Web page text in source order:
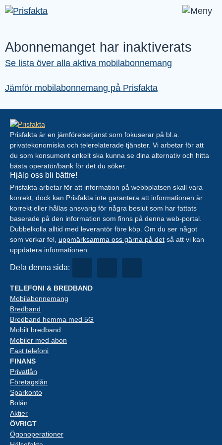
Abonnemanget har inaktiverats
Se lista över alla aktiva mobilabonnemang
Jämför mobilabonnemang på Prisfakta
Prisfakta är en jämförelsetjänst som fokuserar på bl.a.
privatekonomiska och telerelaterade tjänster. Vi arbetar för att
du som konsument enkelt ska kunna se dina alternativ och hitta
bästa operatör/bank för det du söker.
Hjälp oss bli bättre!
Prisfakta arbetar för att information på webbplatsen skall vara
korrekt, dock kan Prisfakta inte garantera att informationen är
korrekt eller hållas ansvarig för några beslut som har fattats
baserade på den information som finns på denna web-portal.
Dubbelkolla alltid med leverantör före köp. Om du ser något
som verkar fel, uppmärksamma oss gärna på det så att vi kan
uppdatera informationen.
Dela denna sida:
TELEFONI & BREDBAND
Mobilabonnemang
Bredband
Bredband hemma med 5G
Mobilt bredband
Mobiler med abon
Fast telefoni
FINANS
Privatlån
Företagslån
Sparkonto
Bolån
Aktier
ÖVRIGT
Ögonoperationer